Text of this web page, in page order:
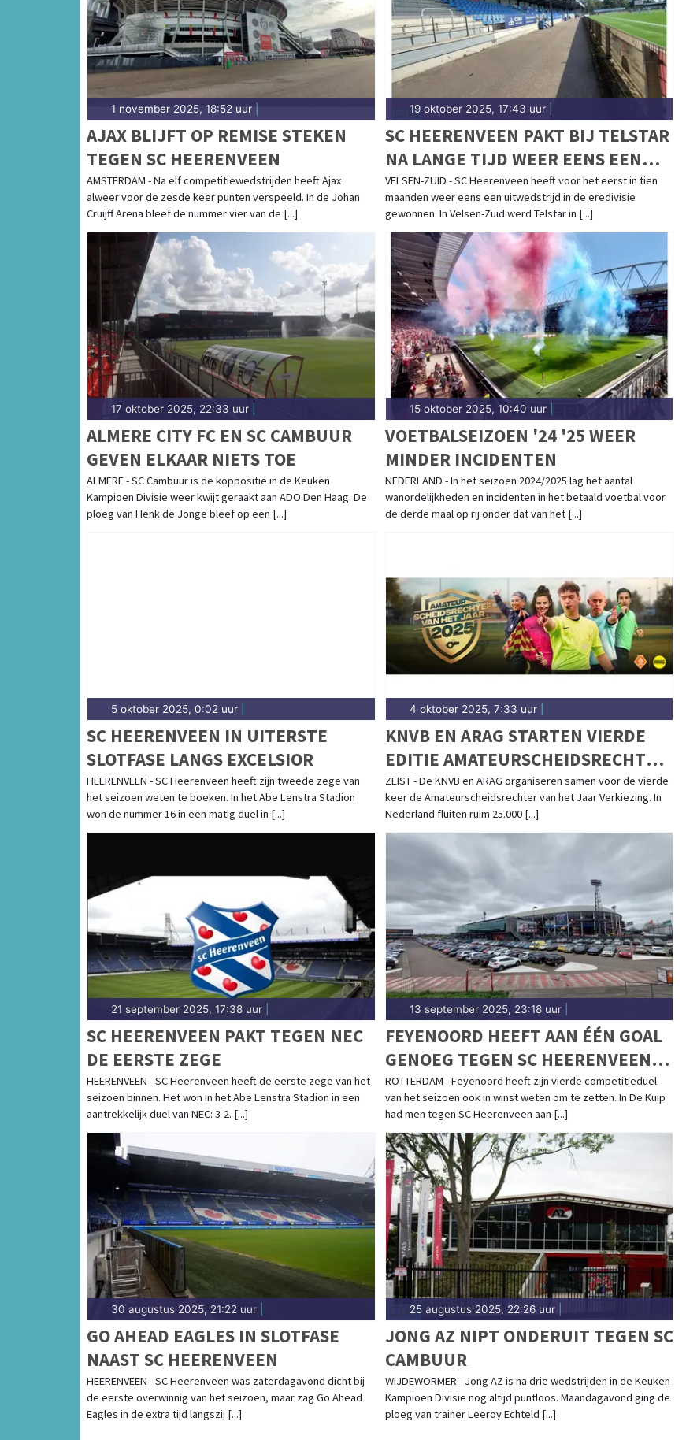
1 november 2025, 18:52 uur
AJAX BLIJFT OP REMISE STEKEN
TEGEN SC HEERENVEEN
AMSTERDAM - Na elf competitiewedstrijden heeft Ajax
alweer voor de zesde keer punten verspeeld. In de Johan
Cruijff Arena bleef de nummer vier van de [...]
19 oktober 2025, 17:43 uur|
SC HEERENVEEN PAKT BIJ TELSTAR
NA LANGE TIJD WEER EENS EEN
UITZEGE
VELSEN-ZUID - SC Heerenveen heeft voor het eerst in tien
maanden weer eens een uitwedstrijd in de eredivisie
gewonnen. In Velsen-Zuid werd Telstar in [...]
17 oktober 2025, 22:33 uur
ALMERE CITY FC EN SC CAMBUUR
GEVEN ELKAAR NIETS TOE
ALMERE - SC Cambuur is de koppositie in de Keuken
Kampioen Divisie weer kwijt geraakt aan ADO Den Haag. De
ploeg van Henk de Jonge bleef op een [...]
15 oktober 2025, 10:40 uur|
VOETBALSEIZOEN '24 '25 WEER
MINDER INCIDENTEN
NEDERLAND - In het seizoen 2024/2025 lag het aantal
wanordelijkheden en incidenten in het betaald voetbal voor
de derde maal op rij onder dat van het [...]
5 oktober 2025, 0:02 uur
SC HEERENVEEN IN UITERSTE
SLOTFASE LANGS EXCELSIOR
HEERENVEEN - SC Heerenveen heeft zijn tweede zege van
het seizoen weten te boeken. In het Abe Lenstra Stadion
won de nummer 16 in een matig duel in [...]
4 oktober 2025, 7:33 uur|
KNVB EN ARAG STARTEN VIERDE
EDITIE AMATEURSCHEIDSRECHTER
VAN HET JAAR VERKIEZING
ZEIST - De KNVB en ARAG organiseren samen voor de vierde
keer de Amateurscheidsrechter van het Jaar Verkiezing. In
Nederland fluiten ruim 25.000 [...]
21 september 2025, 17:38 uur
SC HEERENVEEN PAKT TEGEN NEC
DE EERSTE ZEGE
HEERENVEEN - SC Heerenveen heeft de eerste zege van het
seizoen binnen. Het won in het Abe Lenstra Stadion in een
aantrekkelijk duel van NEC: 3-2. [...]
13 september 2025, 23:18 uur|
FEYENOORD HEEFT AAN ÉÉN GOAL
GENOEG TEGEN SC HEERENVEEN
EN BLIJFT WINNEN
ROTTERDAM - Feyenoord heeft zijn vierde competitieduel
van het seizoen ook in winst weten om te zetten. In De Kuip
had men tegen SC Heerenveen aan [...]
30 augustus 2025, 21:22 uur
GO AHEAD EAGLES IN SLOTFASE
NAAST SC HEERENVEEN
HEERENVEEN - SC Heerenveen was zaterdagavond dicht bij
de eerste overwinnig van het seizoen, maar zag Go Ahead
Eagles in de extra tijd langszij [...]
25 augustus 2025, 22:26 uur|
JONG AZ NIPT ONDERUIT TEGEN SC
CAMBUUR
WIJDEWORMER - Jong AZ is na drie wedstrijden in de Keuken
Kampioen Divisie nog altijd puntloos. Maandagavond ging de
ploeg van trainer Leeroy Echteld [...]